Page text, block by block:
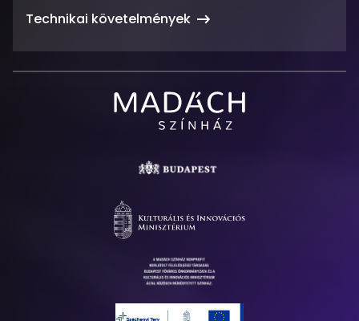
Technikai követelmények
Színház